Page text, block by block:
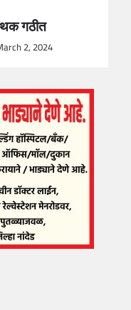
गठीत
2, 2024